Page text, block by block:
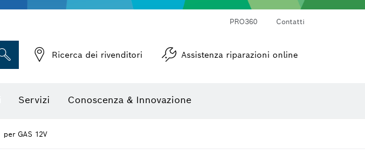
PRO360 Contatti
Ricerca dei rivenditori Assistenza riparazioni online
Servizi Conoscenza & Innovazione
per GAS 12V